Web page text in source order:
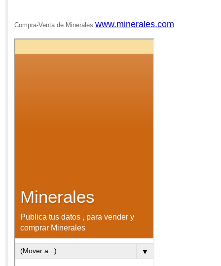
Re: Pagina de Facebook
Compra-Venta de Mineraleswww.minerales.com